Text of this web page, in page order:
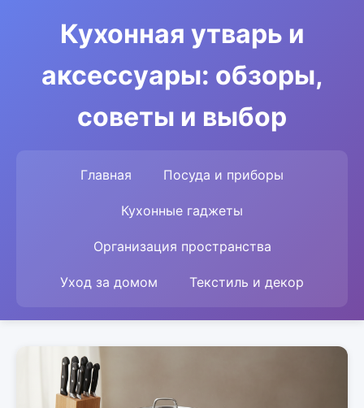
Кухонная утварь и
аксессуары: обзоры,
советы и выбор
Главная Посуда и приборы
Кухонные гаджеты
Организация пространства
Уход за домом Текстиль и декор